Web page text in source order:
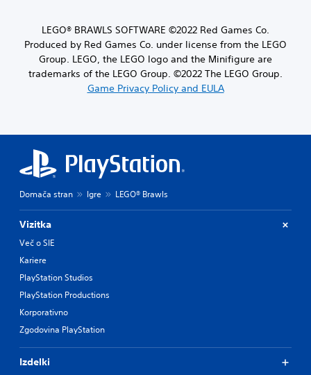
LEGO® BRAWLS SOFTWARE ©2022 Red Games Co.
Produced by Red Games Co. under license from the LEGO
Group. LEGO, the LEGO logo and the Minifigure are
trademarks of the LEGO Group. ©2022 The LEGO Group.
Game Privacy Policy and EULA
Domača stran Igre LEGO® Brawls
Vizitka
Več o SIE
Kariere
PlayStation Studios
PlayStation Productions
Korporativno
Zgodovina PlayStation
Izdelki